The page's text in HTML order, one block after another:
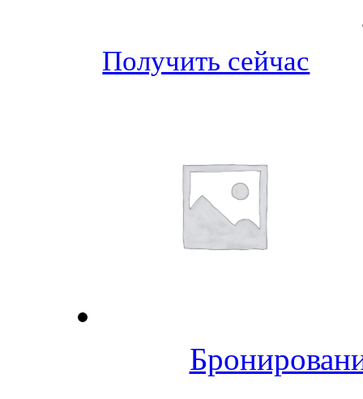
Получить сейчас